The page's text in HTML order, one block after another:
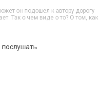
он подошел к автору дорогу
Так о чем виде о то? О том, как
послушать